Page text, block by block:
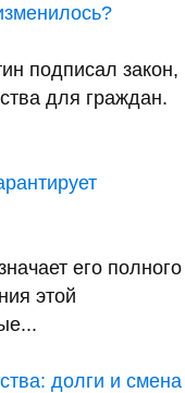
подписал закон,
для граждан.
его полного
этой
долги и смена